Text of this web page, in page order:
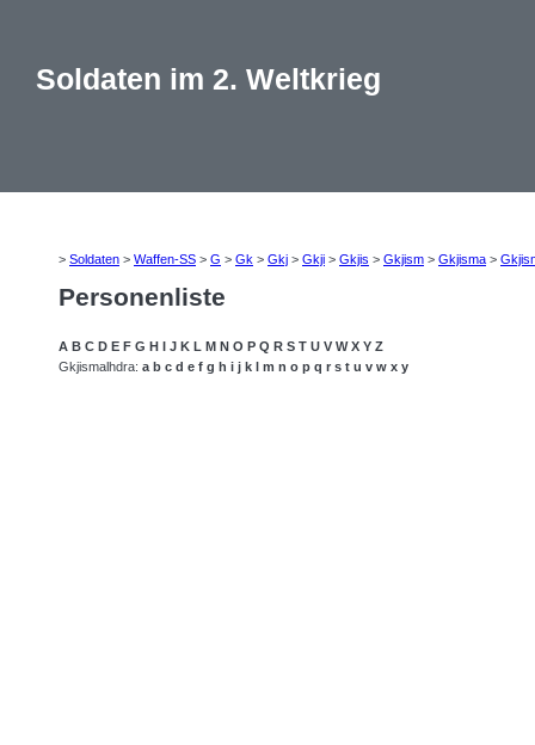
Soldaten im 2. Weltkrieg
> Soldaten > Waffen-SS > G > Gk > Gkj > Gkji > Gkjis > Gkjism > Gkjisma >
Personenliste
A B C D E F G H I J K L M N O P Q R S T U V W X Y Z
Gkjismalhdra: a b c d e f g h i j k l m n o p q r s t u v w x y